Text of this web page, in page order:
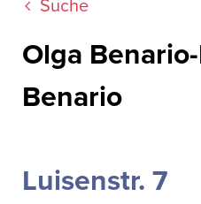
Suche
Olga
Benario
Luisenstr. 7